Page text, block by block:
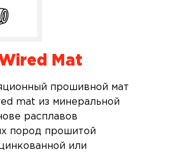
Mat
прошивной мат
mat из минеральной
расплавов
пород прошитой
или